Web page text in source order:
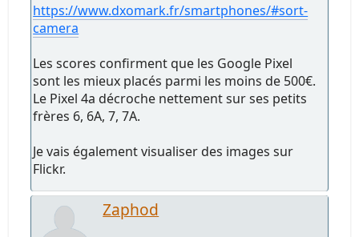
https://www.dxomark.fr/smartphones/#sort-
camera
Les scores confirment que les Google Pixel
sont les mieux placés parmi les moins de 500€.
Le Pixel 4a décroche nettement sur ses petits
frères 6, 6A, 7, 7A.
Je vais également visualiser des images sur
Flickr.
Zaphod